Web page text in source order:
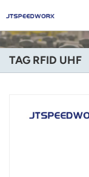
+86 -18681515767
TAG RFID UHF